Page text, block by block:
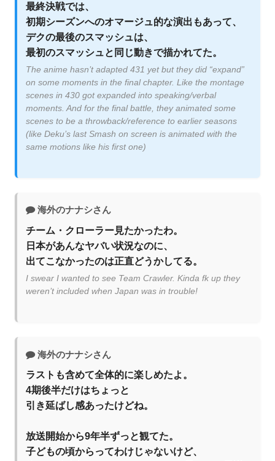
最終決戦では、
初期シーズンへのオマージュ的な演出もあって、
デクの最後のスマッシュは、
最初のスマッシュと同じ動きで描かれてた。
The anime hasn’t adapted 431 yet but they did “expand”
on some moments in the final chapter. Like the montage
scenes in 430 got expanded into speaking/verbal
moments. And for the final battle, they animated some
scenes to be a throwback/reference to earlier seasons
(like Deku’s last Smash on screen is animated with the
same motions like his first one)
海外のナナシさん
チーム・クローラー見たかったわ。
日本があんなヤバい状況なのに、
出てこなかったのは正直どうかしてる。
I swear I wanted to see Team Crawler. Kinda fk up they
weren’t included when Japan was in trouble!
海外のナナシさん
ラストも含めて全体的に楽しめたよ。
4期後半だけはちょっと
引き延ばし感あったけどね。
放送開始から9年半ずっと観てた。
子どもの頃からってわけじゃないけど、